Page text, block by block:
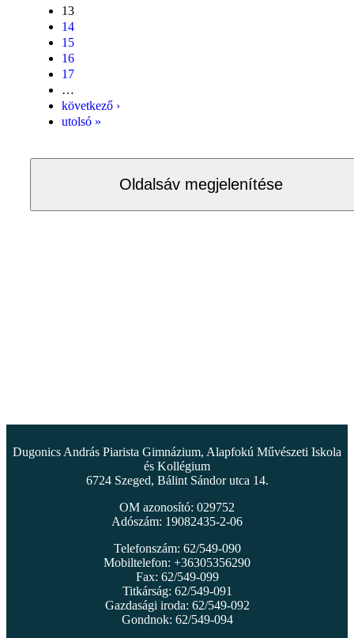
13
14
15
16
17
…
következő ›
utolsó »
Oldalsáv megjelenítése
Dugonics András Piarista Gimnázium, Alapfokú Művészeti Iskola
és Kollégium
6724 Szeged, Bálint Sándor utca 14.
OM azonosító: 029752
Adószám: 19082435-2-06
Telefonszám: 62/549-090
Mobiltelefon: +36305356290
Fax: 62/549-099
Titkárság: 62/549-091
Gazdasági iroda: 62/549-092
Gondnok: 62/549-094